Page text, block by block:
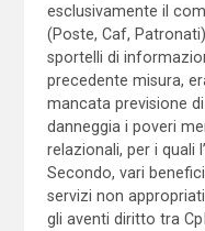
esclusivamente il
(Poste, Caf,
sportelli di
precedente misura,
mancata previsione
danneggia i poveri
relazionali, per i quali
Secondo, vari
servizi non
gli aventi diritto tra